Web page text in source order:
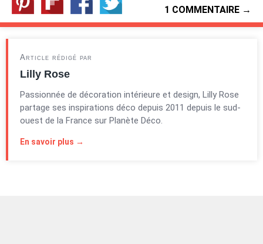
1 COMMENTAIRE →
Article rédigé par
Lilly Rose
Passionnée de décoration intérieure et design, Lilly Rose
partage ses inspirations déco depuis 2011 depuis le sud-
ouest de la France sur Planète Déco.
En savoir plus →